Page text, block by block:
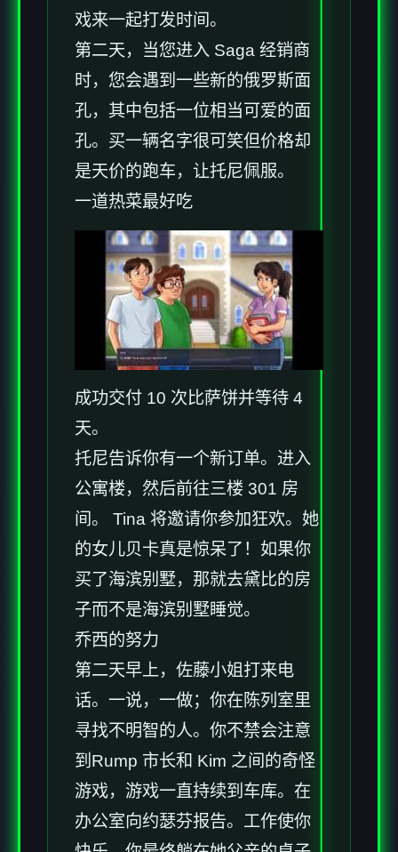
戏来一起打发时间。
第二天，当您进入 Saga 经销商
时，您会遇到一些新的俄罗斯面
孔，其中包括一位相当可爱的面
孔。买一辆名字很可笑但价格却
是天价的跑车，让托尼佩服。
一道热菜最好吃
成功交付 10 次比萨饼并等待 4
天。
托尼告诉你有一个新订单。进入
公寓楼，然后前往三楼 301 房
间。 Tina 将邀请你参加狂欢。她
的女儿贝卡真是惊呆了！如果你
买了海滨别墅，那就去黛比的房
子而不是海滨别墅睡觉。
乔西的努力
第二天早上，佐藤小姐打来电
话。一说，一做；你在陈列室里
寻找不明智的人。你不禁会注意
到Rump 市长和 Kim 之间的奇怪
游戏，游戏一直持续到车库。在
办公室向约瑟芬报告。工作使你